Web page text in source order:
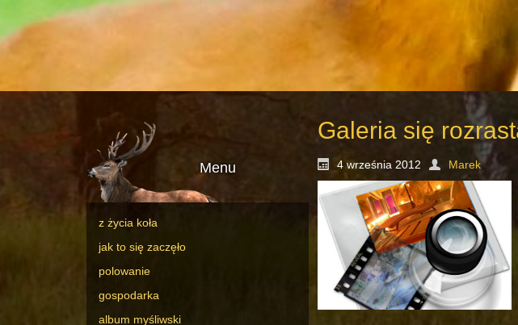
Menu
z życia koła
jak to się zaczęło
polowanie
gospodarka
album myśliwski
Galeria się
4 września 2012
Marek